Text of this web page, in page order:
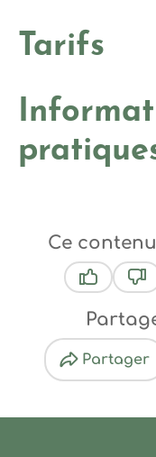
Tarifs
Ce
Partager